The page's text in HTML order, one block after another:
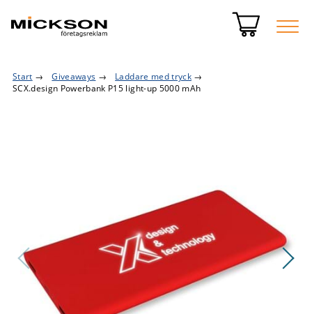
Start → Giveaways → Laddare med tryck →
SCX.design Powerbank P15 light-up 5000 mAh